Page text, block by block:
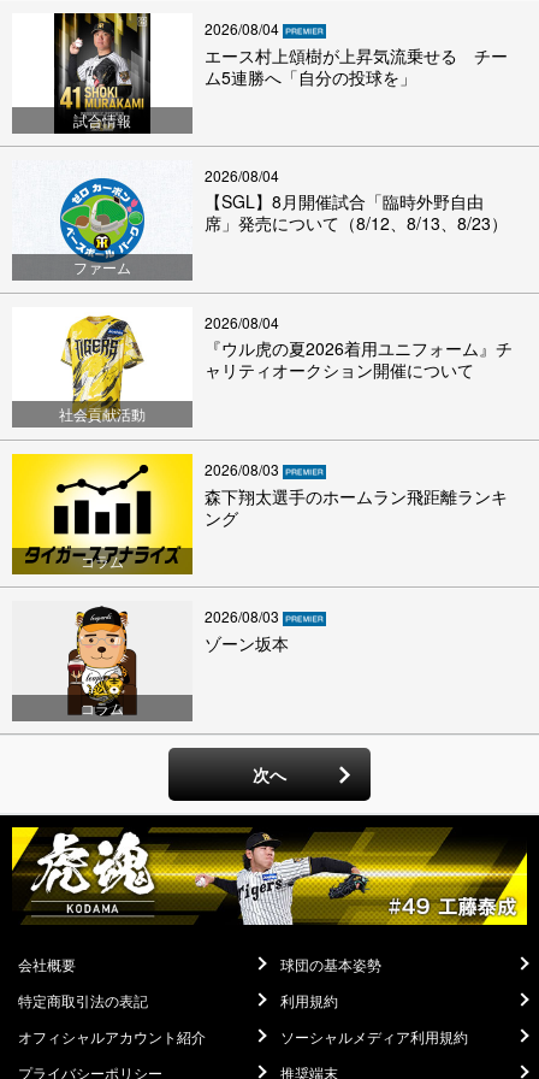
試合情報
2026/08/04
エース村上頌樹が上昇気流乗せる チー
ム5連勝へ「自分の投球を」
ファーム
2026/08/04
【SGL】8月開催試合「臨時外野自由
席」発売について（8/12、8/13、8/23）
社会貢献活動
2026/08/04
『ウル虎の夏2026着用ユニフォーム』チ
ャリティオークション開催について
コラム
2026/08/03
森下翔太選手のホームラン飛距離ランキ
ング
コラム
2026/08/03
ゾーン坂本
次へ
会社概要
球団の基本姿勢
特定商取引法の表記
利用規約
オフィシャルアカウント紹介
ソーシャルメディア利用規約
プライバシーポリシー
推奨端末